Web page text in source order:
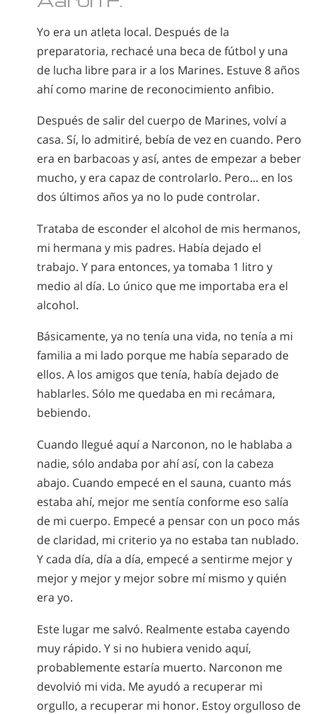
Yo era un atleta local. Después de la
preparatoria, rechacé una beca de fútbol y una
de lucha libre para ir a los Marines. Estuve 8 años
ahí como marine de reconocimiento anfibio.
Después de salir del cuerpo de Marines, volví a
casa. Sí, lo admitiré, bebía de vez en cuando. Pero
era en barbacoas y así, antes de empezar a beber
mucho, y era capaz de controlarlo. Pero... en los
dos últimos años ya no lo pude controlar.
Trataba de esconder el alcohol de mis hermanos,
mi hermana y mis padres. Había dejado el
trabajo. Y para entonces, ya tomaba 1 litro y
medio al día. Lo único que me importaba era el
alcohol.
Básicamente, ya no tenía una vida, no tenía a mi
familia a mi lado porque me había separado de
ellos. A los amigos que tenía, había dejado de
hablarles. Sólo me quedaba en mi recámara,
bebiendo.
Cuando llegué aquí a Narconon, no le hablaba a
nadie, sólo andaba por ahí así, con la cabeza
abajo. Cuando empecé en el sauna, cuanto más
estaba ahí, mejor me sentía conforme eso salía
de mi cuerpo. Empecé a pensar con un poco más
de claridad, mi criterio ya no estaba tan nublado.
Y cada día, día a día, empecé a sentirme mejor y
mejor y mejor y mejor sobre mí mismo y quién
era yo.
Este lugar me salvó. Realmente estaba cayendo
muy rápido. Y si no hubiera venido aquí,
probablemente estaría muerto. Narconon me
devolvió mi vida. Me ayudó a recuperar mi
orgullo, a recuperar mi honor. Estoy orgulloso de